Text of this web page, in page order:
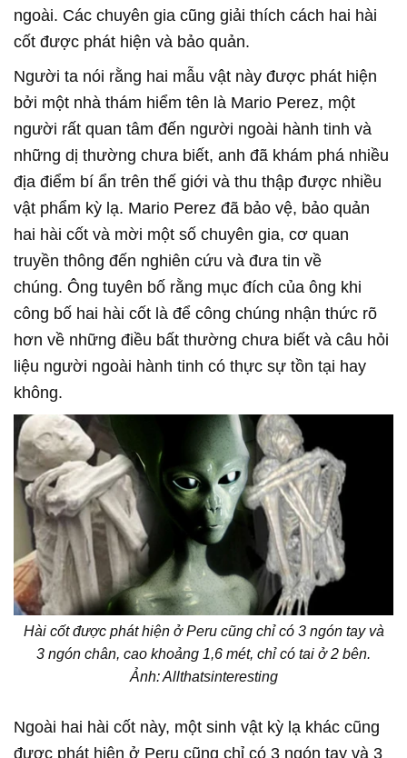
ngoài. Các chuyên gia cũng giải thích cách hai hài
cốt được phát hiện và bảo quản.
Người ta nói rằng hai mẫu vật này được phát hiện
bởi một nhà thám hiểm tên là Mario Perez, một
người rất quan tâm đến người ngoài hành tinh và
những dị thường chưa biết, anh đã khám phá nhiều
địa điểm bí ẩn trên thế giới và thu thập được nhiều
vật phẩm kỳ lạ. Mario Perez đã bảo vệ, bảo quản
hai hài cốt và mời một số chuyên gia, cơ quan
truyền thông đến nghiên cứu và đưa tin về
chúng. Ông tuyên bố rằng mục đích của ông khi
công bố hai hài cốt là để công chúng nhận thức rõ
hơn về những điều bất thường chưa biết và câu hỏi
liệu người ngoài hành tinh có thực sự tồn tại hay
không.
Hài cốt được phát hiện ở Peru cũng chỉ có 3 ngón tay và
3 ngón chân, cao khoảng 1,6 mét, chỉ có tai ở 2 bên.
Ảnh: Allthatsinteresting
Ngoài hai hài cốt này, một sinh vật kỳ lạ khác cũng
được phát hiện ở Peru cũng chỉ có 3 ngón tay và 3